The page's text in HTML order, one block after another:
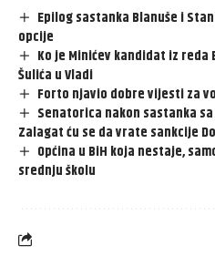
Epilog sastanka Blanuše i
opcije
Ko je Minićev kandidat iz
Šulića u Vladi
Forto njavio dobre vijesti za
Senatorica nakon sastanka
Zalagat ću se da vrate sankcije
Općina u BiH koja nestaje,
srednju školu